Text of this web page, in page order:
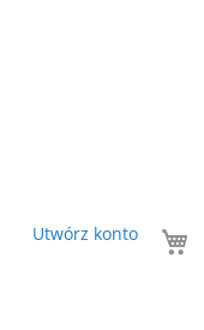
Utwórz konto